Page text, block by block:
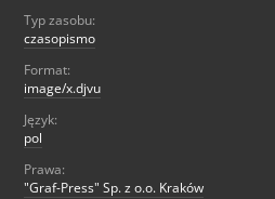
Typ zasobu:
czasopismo
Format:
image/x.djvu
Język:
pol
Prawa:
"Graf-Press" Sp. z o.o. Kraków